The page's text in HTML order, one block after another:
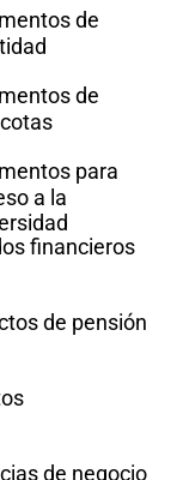
de
de
para
a la
financieros
de pensión
de negocio